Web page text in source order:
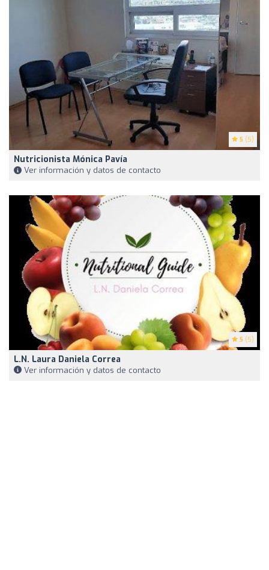
5 (5)
Nutricionista Mónica Pavía
Ver información y datos de contacto
5 (5)
L.N. Laura Daniela Correa
Ver información y datos de contacto